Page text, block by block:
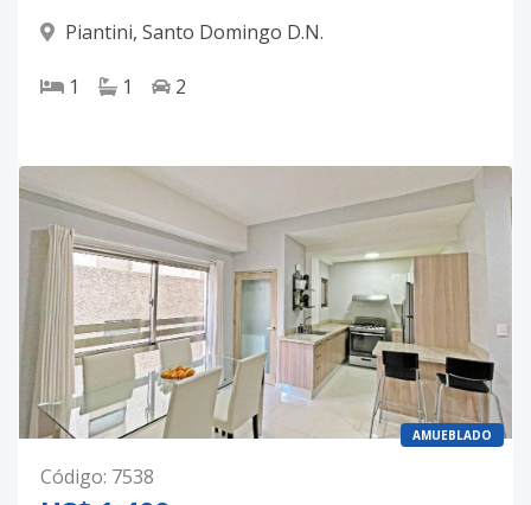
Piantini, Santo Domingo D.N.
1 1 2
AMUEBLADO
Código: 7538